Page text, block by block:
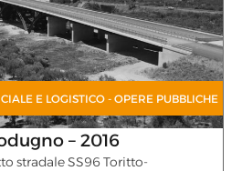
E LOGISTICO - OPERE PUBBLICHE
– 2016
stradale SS96 Toritto-